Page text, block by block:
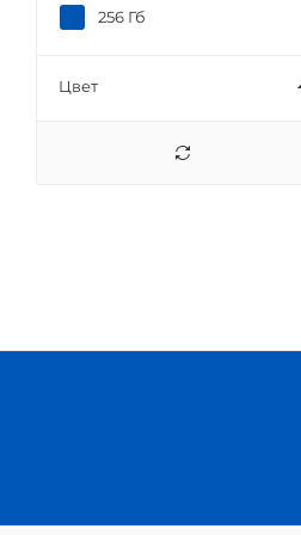
256 Гб
Цвет